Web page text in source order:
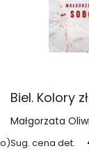
Małgorzata
Sug. cena det.